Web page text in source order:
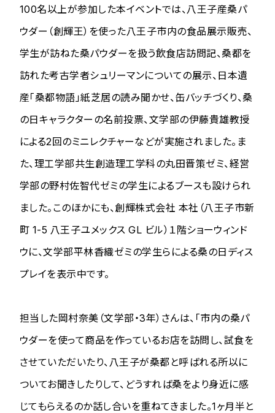
100名以上が参加した本イベントでは、八王子産桑パ
ウダー（創輝王）を使った八王子市内の食品展示販売、
学生が訪ねた桑パウダーを扱う飲食店訪問記、桑都を
訪れた考古学者シュリーマンについての展示、日本遺
産「桑都物語」紙芝居の読み聞かせ、缶バッチづくり、桑
の日キャラクターの名前投票、文学部の伊藤貴雄教授
による2回のミニレクチャーなどが実施されました。ま
た、理工学部共生創造理工学科の丸田晋策ゼミ、経営
学部の野村佐智代ゼミの学生によるブースも設けられ
ました。このほかにも、創輝株式会社 本社（八王子市新
町 1-5 八王子ユメックス GL ビル）１階ショーウィンド
ウに、文学部平林香織ゼミの学生らによる桑の日ディス
プレイを表示中です。
担当した岡村奈美（文学部・3年）さんは、「市内の桑パ
ウダーを使って商品を作っているお店を訪問し、試食を
させていただいたり、八王子が桑都と呼ばれる所以に
ついてお聞きしたりして、どうすれば桑をより身近に感
じてもらえるのか話し合いを重ねてきました。1ヶ月半と